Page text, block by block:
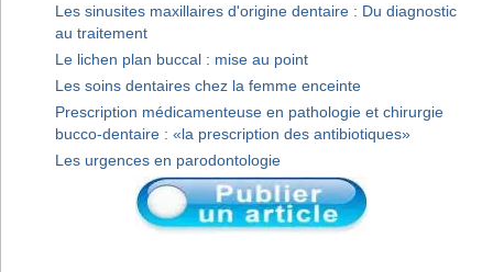
Les sinusites maxillaires d'origine dentaire : Du diagnostic
au traitement
Le lichen plan buccal : mise au point
Les soins dentaires chez la femme enceinte
Prescription médicamenteuse en pathologie et chirurgie
bucco-dentaire : «la prescription des antibiotiques»
Les urgences en parodontologie